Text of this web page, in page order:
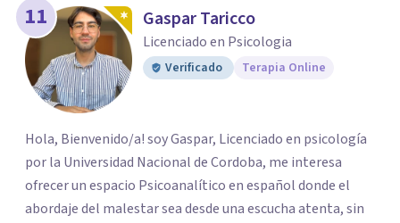
11 Gaspar Taricco
Licenciado en Psicologia
Verificado Terapia Online
Hola, Bienvenido/a! soy Gaspar, Licenciado en psicología
por la Universidad Nacional de Cordoba, me interesa
ofrecer un espacio Psicoanalítico en español donde el
abordaje del malestar sea desde una escucha atenta, sin